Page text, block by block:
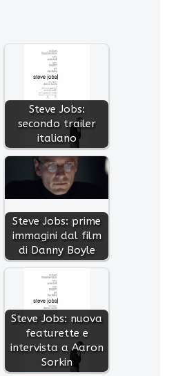
Steve Jobs:
secondo trailer
italiano
Steve Jobs: prime
immagini dal film
di Danny Boyle
Steve Jobs: nuova
featurette e
intervista a Aaron
Sorkin